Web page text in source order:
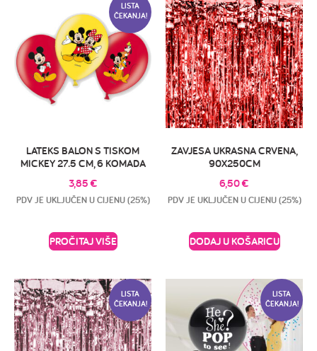
LISTA
ČEKANJA!
LATEKS BALON S TISKOM
MICKEY 27.5 CM, 6 KOMADA
3,85 €
PDV JE UKLJUČEN U CIJENU (25%)
PROČITAJ VIŠE
ZAVJESA UKRASNA CRVENA,
90X250CM
6,50€
PDV JE UKLJUČEN U CIJENU (25%)
DODAJ U KOŠARICU
LISTA
ČEKANJA!
LISTA
ČEKANJA!